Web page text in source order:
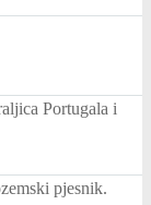
Portugala i
pjesnik.